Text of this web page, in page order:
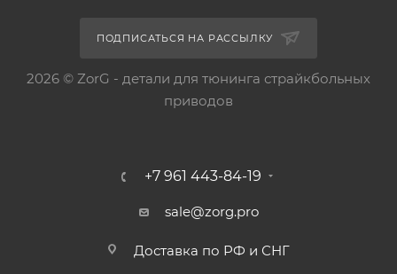
ПОДПИСАТЬСЯ НА РАССЫЛКУ
2026 © ZorG - детали для тюнинга страйкбольных
приводов
+7 961 443-84-19
sale@zorg.pro
Доставка по РФ и СНГ